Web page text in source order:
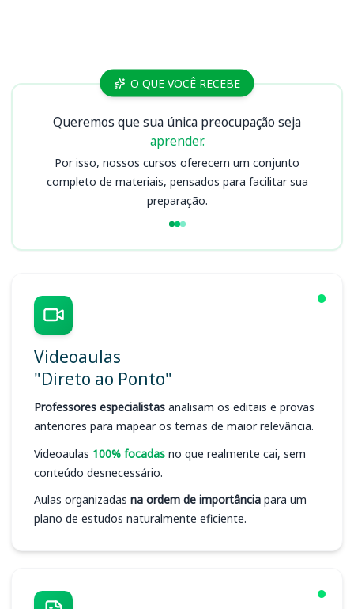
Cursos CREMAM (AM)
O QUE VOCÊ RECEBE
Queremos que sua única preocupação seja
aprender.
Por isso, nossos cursos oferecem um conjunto
completo de materiais, pensados para facilitar sua
preparação.
Videoaulas
"Direto ao Ponto"
Professores especialistas analisam os editais e provas
anteriores para mapear os temas de maior relevância.
Videoaulas 100% focadas no que realmente cai, sem
conteúdo desnecessário.
Aulas organizadas na ordem de importância para um
plano de estudos naturalmente eficiente.